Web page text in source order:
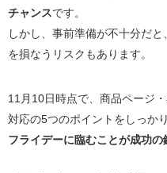
チャンスです。
しかし、事前準備が不十分だ
を損なうリスクもあります。
11月10日時点で、商品ページ
対応の5つのポイントをしっか
フライデーに臨むことが成功の